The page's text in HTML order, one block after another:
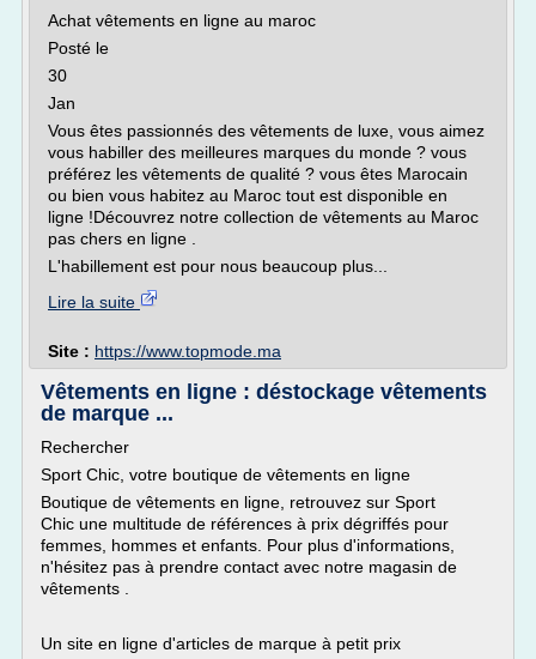
Achat vêtements en ligne au maroc
Posté le
30
Jan
Vous êtes passionnés des vêtements de luxe, vous aimez
vous habiller des meilleures marques du monde ? vous
préférez les vêtements de qualité ? vous êtes Marocain
ou bien vous habitez au Maroc tout est disponible en
ligne !Découvrez notre collection de vêtements au Maroc
pas chers en ligne .
L'habillement est pour nous beaucoup plus...
Lire la suite
Site : https://www.topmode.ma
Vêtements en ligne : déstockage vêtements
de marque ...
Rechercher
Sport Chic, votre boutique de vêtements en ligne
Boutique de vêtements en ligne, retrouvez sur Sport
Chic une multitude de références à prix dégriffés pour
femmes, hommes et enfants. Pour plus d'informations,
n'hésitez pas à prendre contact avec notre magasin de
vêtements .
Un site en ligne d'articles de marque à petit prix